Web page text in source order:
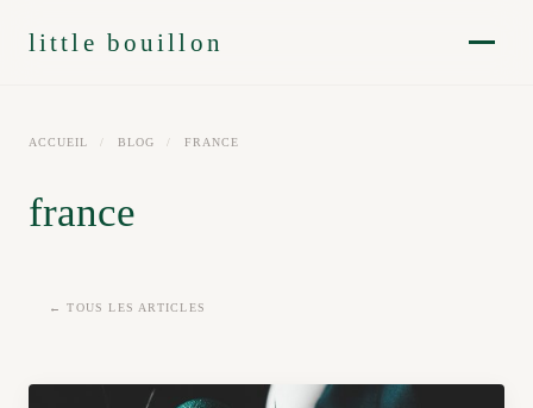
little bouillon
ACCUEIL / BLOG / FRANCE
france
← TOUS LES ARTICLES